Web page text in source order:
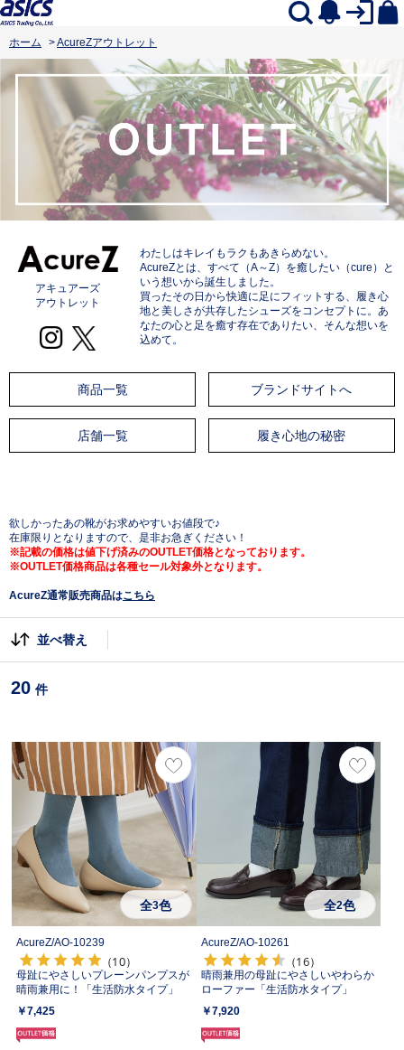
ホーム >AcureZアウトレット
アキュアーズ
アウトレット
わたしはキレイもラクもあきらめない。
AcureZとは、すべて（A～Z）を癒したい（cure）と
いう想いから誕生しました。
買ったその日から快適に足にフィットする、履き心
地と美しさが共存したシューズをコンセプトに。あ
なたの心と足を癒す存在でありたい、そんな想いを
込めて。
商品一覧 ブランドサイトへ
店舗一覧 履き心地の秘密
欲しかったあの靴がお求めやすいお値段で♪
在庫限りとなりますので、是非お急ぎください！
※記載の価格は値下げ済みのOUTLET価格となっております。
※OUTLET価格商品は各種セール対象外となります。
AcureZ通常販売商品はこちら
並べ替え
20
全3色
AcureZ/AO-10239
（10）
母趾にやさしいプレーンパンプスが
晴雨兼用に！「生活防水タイプ」
￥7,425
全2色
AcureZ/AO-10261
（16）
晴雨兼用の母趾にやさしいやわらか
ローファー「生活防水タイプ」
￥7,920